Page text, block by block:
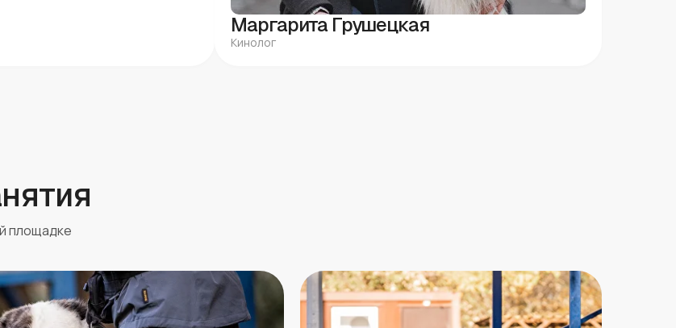
Маргарита Грушецкая
Кинолог
площадке